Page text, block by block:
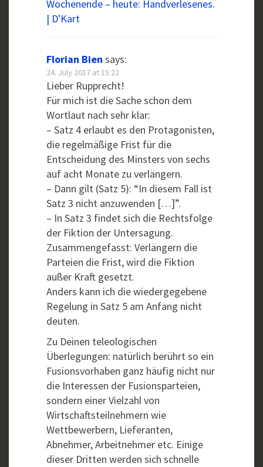
Wochenende – heute: Handverlesenes.
| D'Kart
Florian Bien says:
24. July 2017 at 15:22
Lieber Rupprecht!
Für mich ist die Sache schon dem
Wortlaut nach sehr klar:
– Satz 4 erlaubt es den Protagonisten,
die regelmäßige Frist für die
Entscheidung des Minsters von sechs
auf acht Monate zu verlängern.
– Dann gilt (Satz 5): “In diesem Fall ist
Satz 3 nicht anzuwenden […]”.
– In Satz 3 findet sich die Rechtsfolge
der Fiktion der Untersagung.
Zusammengefasst: Verlängern die
Parteien die Frist, wird die Fiktion
außer Kraft gesetzt.
Anders kann ich die wiedergegebene
Regelung in Satz 5 am Anfang nicht
deuten.
Zu Deinen teleologischen
Überlegungen: natürlich berührt so ein
Fusionsvorhaben ganz häufig nicht nur
die Interessen der Fusionsparteien,
sondern einer Vielzahl von
Wirtschaftsteilnehmern wie
Wettbewerbern, Lieferanten,
Abnehmer, Arbeitnehmer etc. Einige
dieser Dritten werden sich schnelle